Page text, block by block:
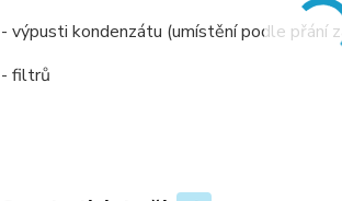
- výpusti kondenzátu (umístění podle přání
- filtrů